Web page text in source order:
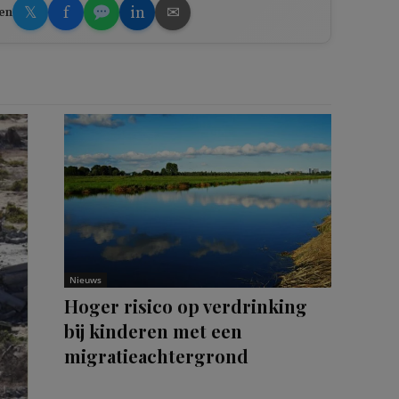
𝕏 f in ✉
Nieuws
Hoger risico op verdrinking
bij kinderen met een
migratieachtergrond